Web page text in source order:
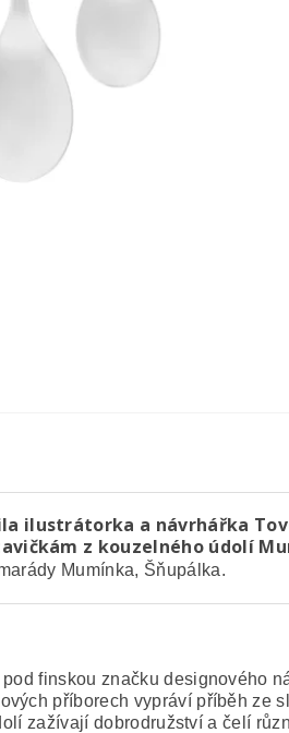
ilustrátorka a návrhářka
z kouzelného údolí
Mumínka, Šňupálka.
finskou značku designového
příborech vypráví příběh ze
zažívají dobrodružství a čelí